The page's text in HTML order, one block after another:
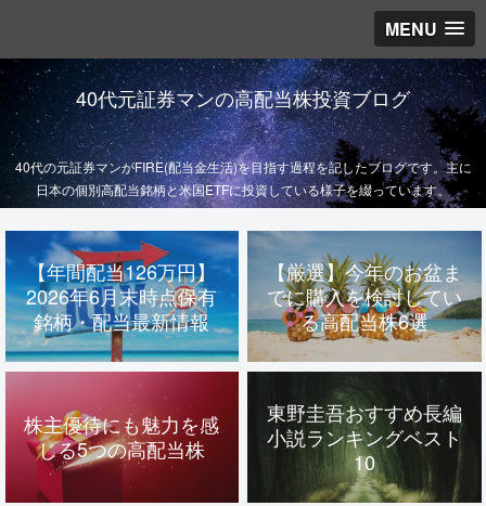
MENU
40代元証券マンの高配当株投資ブログ
40代の元証券マンがFIRE(配当金生活)を目指す過程を記したブログです。主に
日本の個別高配当銘柄と米国ETFに投資している様子を綴っています。
【年間配当126万円】
2026年6月末時点保有
銘柄・配当最新情報
【厳選】今年のお盆ま
でに購入を検討してい
る高配当株6選
株主優待にも魅力を感
じる5つの高配当株
東野圭吾おすすめ長編
小説ランキングベスト
10